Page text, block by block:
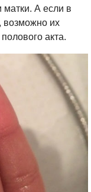
А если в
возможно их
акта.